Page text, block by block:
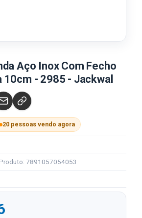
Aço Inox Com Fecho
10cm - 2985 - Jackwal
20 pessoas vendo agora
7891057054053